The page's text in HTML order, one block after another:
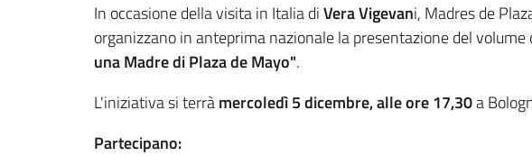
In occasione della visita in Italia diVera Vigevani, Madres de
organizzano in anteprima nazionale la presentazione del volume
una Madre di Plaza de Mayo".
L'iniziativa si terràmercoledì 5 dicembre, alle ore 17,30a
Partecipano: